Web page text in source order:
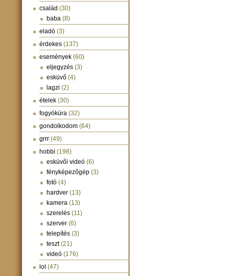
család (30)
baba (8)
eladó (3)
érdekes (137)
események (60)
eljegyzés (3)
esküvő (4)
lagzi (2)
ételek (30)
fogyókúra (32)
gondolkodom (64)
grrr (49)
hobbi (198)
esküvői videó (6)
fényképezőgép (3)
fotó (4)
hardver (13)
kamera (13)
szerelés (11)
szerver (6)
telepítés (3)
teszt(21)
videó (176)
lol (47)